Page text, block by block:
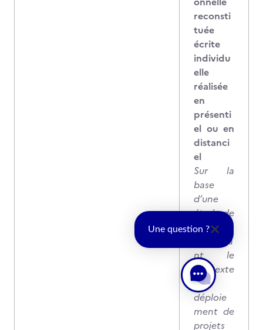
reconsti
tuée
écrite
individu
elle
réalisée
en
présenti
el ou en
distanci
el
Sur la
base
d’une
étude de
cas
présenta
nt le
contexte
d’un
déploie
ment de
projets
Une question ?